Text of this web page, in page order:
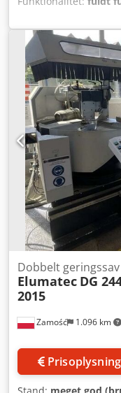
,
(maks.):6.000 mm,
DETALJER Csdpsy
mm
2800 omdr./min.
touchskærm
Dimensioner (L x B x
2.300 kg
Zamość 1.096 km
Dobbelt geringssav
Elumatec DG
2015